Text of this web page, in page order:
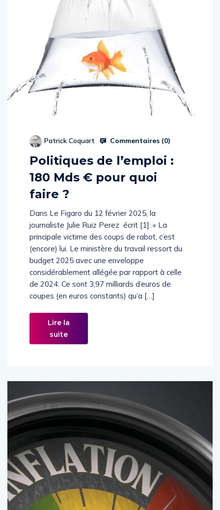
Patrick Coquart Commentaires (0)
Politiques de l’emploi :
180 Mds € pour quoi
faire ?
Dans Le Figaro du 12 février 2025, la
journaliste Julie Ruiz Perez écrit [1]: « La
principale victime des coups de rabot, c’est
(encore) lui. Le ministère du travail ressort du
budget 2025 avec une enveloppe
considérablement allégée par rapport à celle
de 2024. Ce sont 3,97 milliards d’euros de
coupes (en euros constants) qu’a […]
Lire la
suite